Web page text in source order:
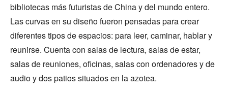
bibliotecas más futuristas de China y del mundo entero.
Las curvas en su diseño fueron pensadas para crear
diferentes tipos de espacios: para leer, caminar, hablar y
reunirse. Cuenta con salas de lectura, salas de estar,
salas de reuniones, oficinas, salas con ordenadores y de
audio y dos patios situados en la azotea.